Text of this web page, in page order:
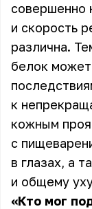
совершенно
и скорость
различна.
белок
к
кожным
с
в глазах, а
и общему
«Кто мог